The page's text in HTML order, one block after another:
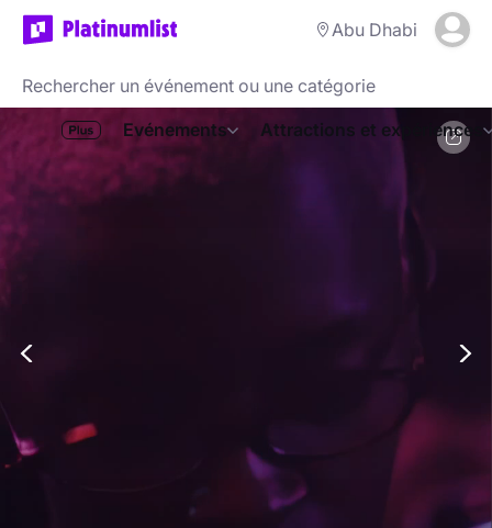
Abu Dhabi
Evénements Attractions et expériences